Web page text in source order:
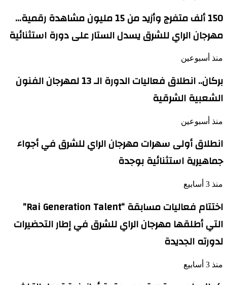
150 ألف متفرج وأزيد من 15 مليون مشاهدة رقمية…
مهرجان الراي للشرق يسدل الستار على دورة استثنائية
منذ أسبوعين
بركان.. انطلاق فعاليات الدورة الـ 13 لمهرجان الفنون
الشعبية الشرقية
منذ أسبوعين
انطلاق أولى سهرات مهرجان الراي للشرق في أجواء
جماهيرية استثنائية بوجدة
منذ 3 أسابيع
اختتام فعاليات مسابقة “Rai Generation Talent”
التي أطلقها مهرجان الراي للشرق في إطار التحضيرات
لدورته الجديدة
منذ 3 أسابيع